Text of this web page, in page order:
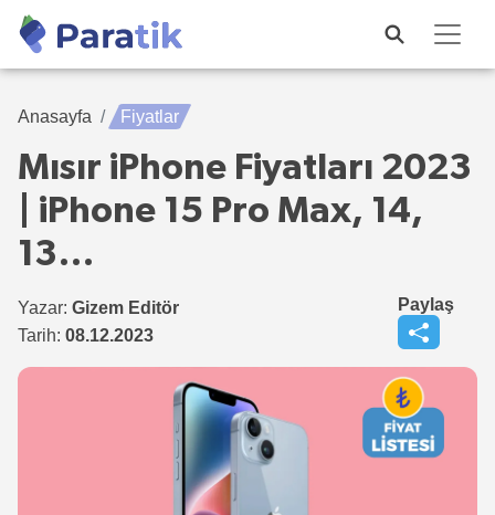
Anasayfa Fiyatlar
Mısır iPhone Fiyatları 2023
| iPhone 15 Pro Max, 14,
13…
Yazar: Gizem Editör
Tarih: 08.12.2023
Paylaş